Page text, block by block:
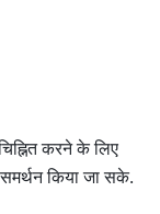
करने के लिए
किया जा सके.